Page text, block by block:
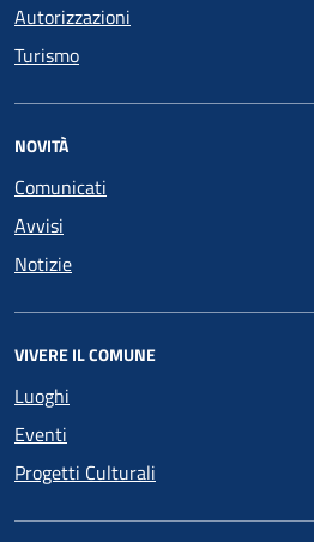
Autorizzazioni
Turismo
NOVITÀ
Comunicati
Avvisi
Notizie
VIVERE IL COMUNE
Luoghi
Eventi
Progetti Culturali